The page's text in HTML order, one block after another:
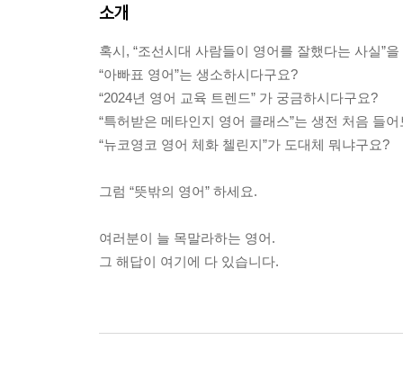
소개
혹시, “조선시대 사람들이 영어를 잘했다는 사실”
“아빠표 영어”는 생소하시다구요?
“2024년 영어 교육 트렌드” 가 궁금하시다구요?
“특허받은 메타인지 영어 클래스”는 생전 처음 들
“뉴코영코 영어 체화 첼린지”가 도대체 뭐냐구요?
그럼 “뜻밖의 영어” 하세요.
여러분이 늘 목말라하는 영어.
그 해답이 여기에 다 있습니다.